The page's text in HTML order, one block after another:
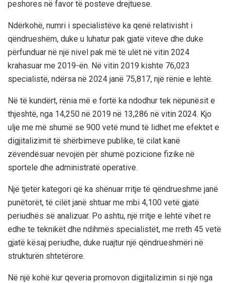
peshores në favor të posteve drejtuese.
Ndërkohë, numri i specialistëve ka qenë relativisht i
qëndrueshëm, duke u luhatur pak gjatë viteve dhe duke
përfunduar në një nivel pak më të ulët në vitin 2024
krahasuar me 2019-ën. Në vitin 2019 kishte 76,023
specialistë, ndërsa në 2024 janë 75,817, një rënie e lehtë.
Në të kundërt, rënia më e fortë ka ndodhur tek nëpunësit e
thjeshtë, nga 14,250 në 2019 në 13,286 në vitin 2024. Kjo
ulje me më shumë se 900 vetë mund të lidhet me efektet e
digjitalizimit të shërbimeve publike, të cilat kanë
zëvendësuar nevojën për shumë pozicione fizike në
sportele dhe administratë operative.
Një tjetër kategori që ka shënuar rritje të qëndrueshme janë
punëtorët, të cilët janë shtuar me mbi 4,100 vetë gjatë
periudhës së analizuar. Po ashtu, një rritje e lehtë vihet re
edhe te teknikët dhe ndihmës specialistët, me rreth 45 vetë
gjatë kësaj periudhe, duke ruajtur një qëndrueshmëri në
strukturën shtetërore.
Në një kohë kur qeveria promovon digjitalizimin si një nga